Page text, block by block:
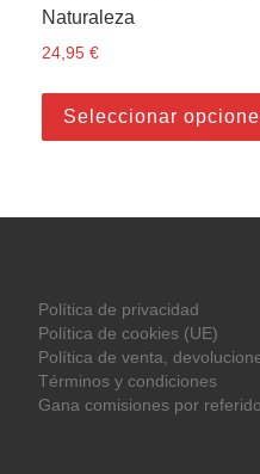
Naturaleza
24,95€
Seleccionar
Política de privacidad
Política de cookies (UE)
Política de venta,
Términos y condiciones
Gana comisiones por